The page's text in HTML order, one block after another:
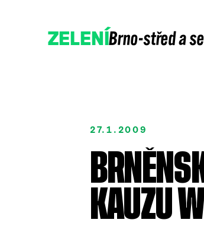
ZELENÍBrno-střed a
Přidejte se
Podpořte nás
27.1.2009
KAUZU